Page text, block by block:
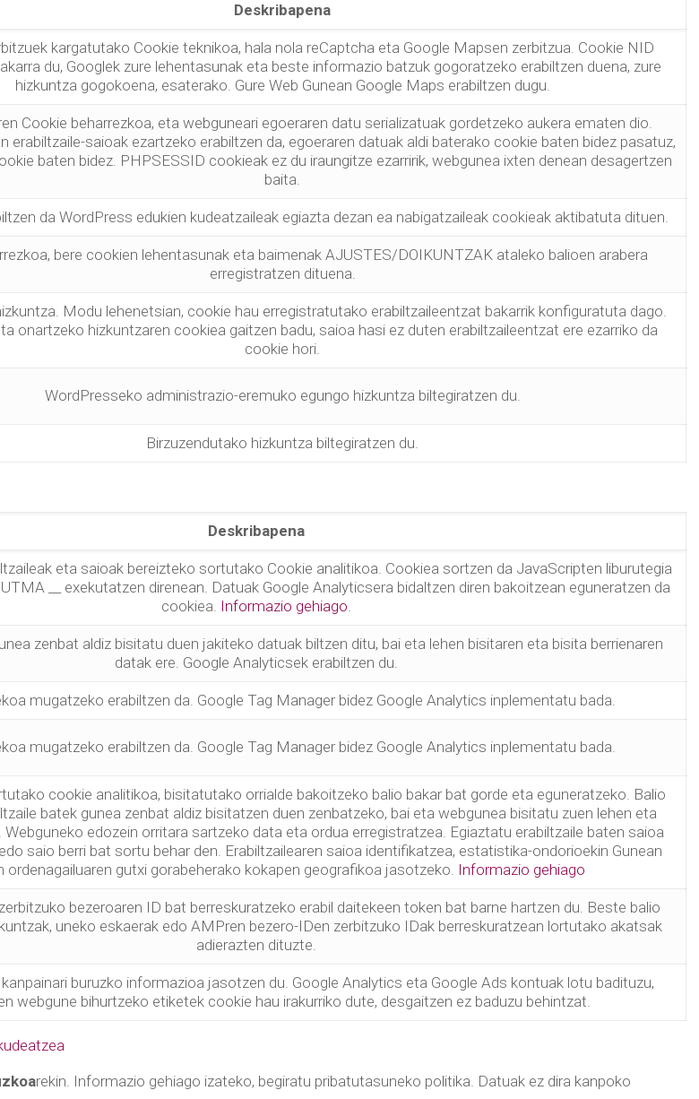
Deskribapena
kargatutako Cookie teknikoa, hala nola reCaptcha eta Google Mapsen zerbitzua. Cookie NID
du, Googlek zure lehentasunak eta beste informazio batzuk gogoratzeko erabiltzen duena, zure
hizkuntza gogokoena, esaterako. Gure Web Gunean Google Maps erabiltzen dugu.
Cookie beharrezkoa, eta webguneari egoeraren datu serializatuak gordetzeko aukera ematen dio.
erabiltzaile-saioak ezartzeko erabiltzen da, egoeraren datuak aldi baterako cookie baten bidez pasatuz,
baten bidez. PHPSESSID cookieak ez du iraungitze ezarririk, webgunea ixten denean desagertzen
baita.
da WordPress edukien kudeatzaileak egiazta dezan ea nabigatzaileak cookieak aktibatuta dituen.
bere cookien lehentasunak eta baimenak AJUSTES/DOIKUNTZAK ataleko balioen arabera
erregistratzen dituena.
Modu lehenetsian, cookie hau erregistratutako erabiltzaileentzat bakarrik konfiguratuta dago.
onartzeko hizkuntzaren cookiea gaitzen badu, saioa hasi ez duten erabiltzaileentzat ere ezarriko da
cookie hori.
WordPresseko administrazio-eremuko egungo hizkuntza biltegiratzen du.
Birzuzendutako hizkuntza biltegiratzen du.
Deskribapena
eta saioak bereizteko sortutako Cookie analitikoa. Cookiea sortzen da JavaScripten liburutegia
__ exekutatzen direnean. Datuak Google Analyticsera bidaltzen diren bakoitzean eguneratzen da
cookiea. Informazio gehiago.
zenbat aldiz bisitatu duen jakiteko datuak biltzen ditu, bai eta lehen bisitaren eta bisita berrienaren
datak ere. Google Analyticsek erabiltzen du.
mugatzeko erabiltzen da. Google Tag Manager bidez Google Analytics inplementatu bada.
mugatzeko erabiltzen da. Google Tag Manager bidez Google Analytics inplementatu bada.
cookie analitikoa, bisitatutako orrialde bakoitzeko balio bakar bat gorde eta eguneratzeko. Balio
batek gunea zenbat aldiz bisitatzen duen zenbatzeko, bai eta webgunea bisitatu zuen lehen eta
Webguneko edozein orritara sartzeko data eta ordua erregistratzea. Egiaztatu erabiltzaile baten saioa
saio berri bat sortu behar den. Erabiltzailearen saioa identifikatzea, estatistika-ondorioekin Gunean
ordenagailuaren gutxi gorabeherako kokapen geografikoa jasotzeko. Informazio gehiago
bezeroaren ID bat berreskuratzeko erabil daitekeen token bat barne hartzen du. Beste balio
uneko eskaerak edo AMPren bezero-IDen zerbitzuko IDak berreskuratzean lortutako akatsak
adierazten dituzte.
kanpainari buruzko informazioa jasotzen du. Google Analytics eta Google Ads kontuak lotu badituzu,
webgune bihurtzeko etiketek cookie hau irakurriko dute, desgaitzen ez baduzu behintzat.
rekin. Informazio gehiago izateko, begiratu pribatutasuneko politika. Datuak ez dira kanpoko